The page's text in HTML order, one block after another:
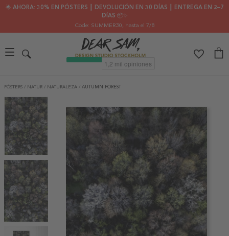
🌟 AHORA: 30% EN PÓSTERS ┃ DEVOLUCIÓN EN 30 DÍAS ┃ ENTREGA EN 2–7
DÍAS 📦✨
Code: SUMMER30, hasta el 7/8
PÓSTERS / NATUR / NATURALEZA / AUTUMN FOREST